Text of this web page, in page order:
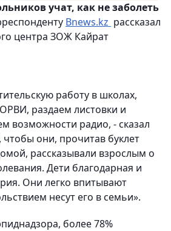
учат, как не заболеть
Bnews.kz рассказал
центра ЗОЖ Кайрат
работу в школах,
раздаем листовки и
возможности радио, - сказал
они, прочитав буклет
рассказывали взрослым о
Дети благодарная и
Они легко впитывают
несут его в семьи».
более 78%